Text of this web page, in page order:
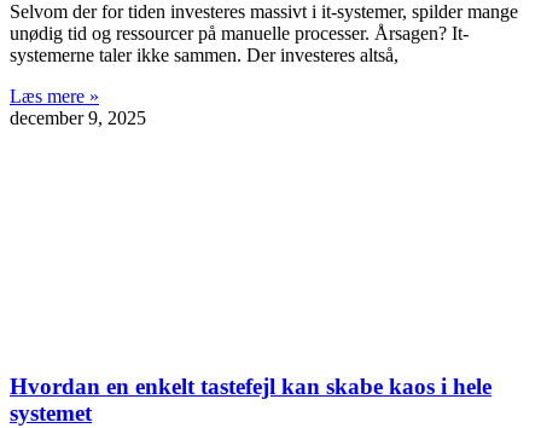
Selvom der for tiden investeres massivt i it-systemer, spilder mange
unødig tid og ressourcer på manuelle processer. Årsagen? It-
systemerne taler ikke sammen. Der investeres altså,
Læs mere »
december 9, 2025
Hvordan en enkelt tastefejl kan skabe kaos i hele
systemet